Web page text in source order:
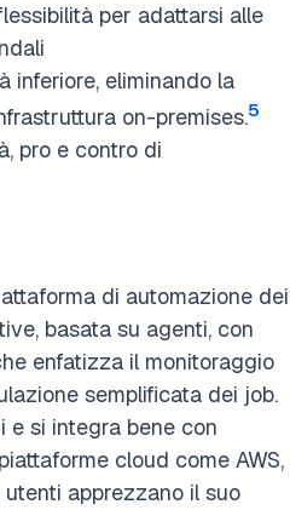
per adattarsi alle
inferiore, eliminando la
on-premises.5
pro e contro di
di automazione dei
basata su agenti, con
enfatizza il monitoraggio
semplificata dei job.
e si integra bene con
cloud come AWS,
apprezzano il suo